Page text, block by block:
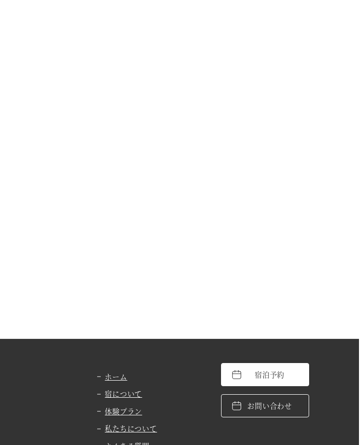
ホーム
宿について
体験プラン
私たちについて
宿泊予約
お問い合わせ